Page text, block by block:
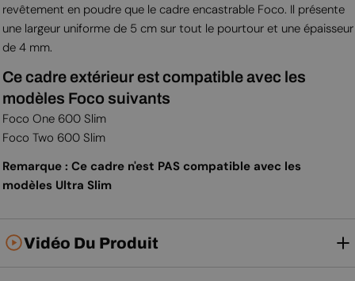
revêtement en poudre que le cadre encastrable Foco. Il présente
une largeur uniforme de 5 cm sur tout le pourtour et une épaisseur
de 4 mm.
Ce cadre extérieur est compatible avec les
modèles Foco suivants
Foco One 600 Slim
Foco Two 600 Slim
Remarque : Ce cadre n'est PAS compatible avec les
modèles Ultra Slim
Vidéo Du Produit